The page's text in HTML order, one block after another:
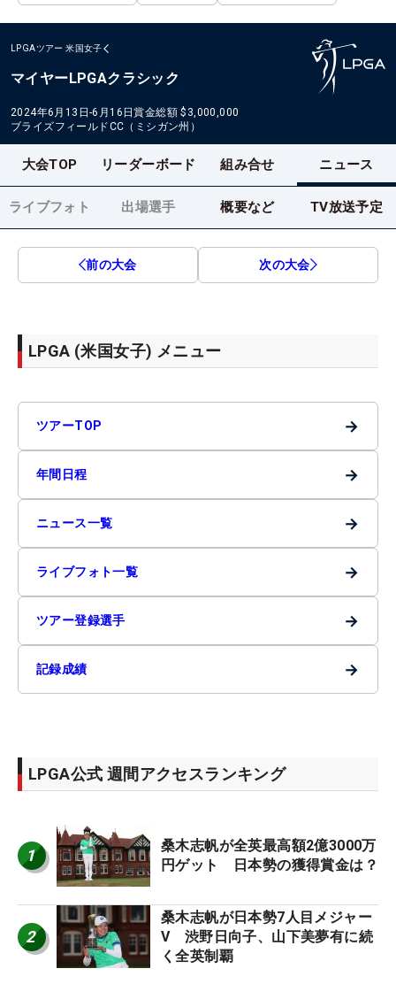
LPGAツアー 米国女子
マイヤーLPGAクラシック
2024年6月13日-6月16日賞金総額 $3,000,000
ブライズフィールドCC（ミシガン州）
大会TOP リーダーボード 組み合せ ニュース
ライブフォト 出場選手 概要など TV放送予定
前の大会 次の大会
LPGA (米国女子) メニュー
ツアーTOP →
年間日程 →
ニュース一覧 →
ライブフォト一覧 →
ツアー登録選手 →
記録成績 →
LPGA公式 週間アクセスランキング
1
桑木志帆が全英最高額2億3000万
円ゲット 日本勢の獲得賞金は？
2
桑木志帆が日本勢7人目メジャー
V 渋野日向子、山下美夢有に続
く全英制覇